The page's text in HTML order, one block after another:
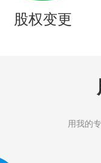
股权变更
用我的